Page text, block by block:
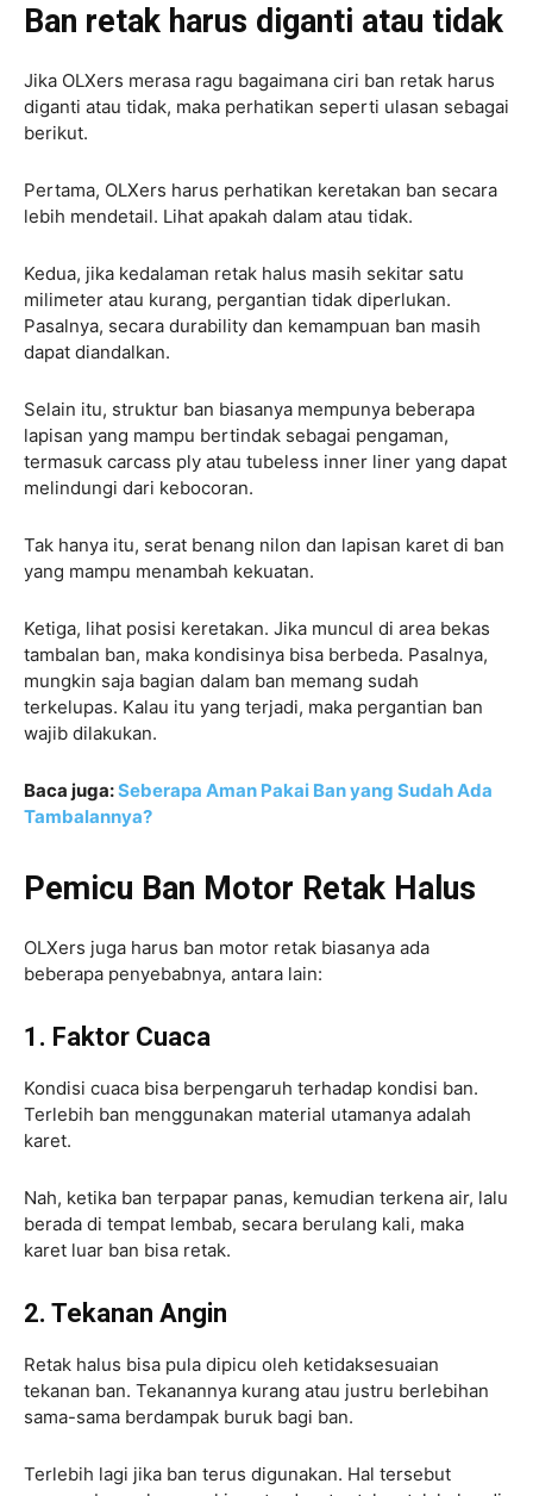
Ban retak harus diganti atau tidak
Jika OLXers merasa ragu bagaimana ciri ban retak harus
diganti atau tidak, maka perhatikan seperti ulasan sebagai
berikut.
Pertama, OLXers harus perhatikan keretakan ban secara
lebih mendetail. Lihat apakah dalam atau tidak.
Kedua, jika kedalaman retak halus masih sekitar satu
milimeter atau kurang, pergantian tidak diperlukan.
Pasalnya, secara durability dan kemampuan ban masih
dapat diandalkan.
Selain itu, struktur ban biasanya mempunya beberapa
lapisan yang mampu bertindak sebagai pengaman,
termasuk carcass ply atau tubeless inner liner yang dapat
melindungi dari kebocoran.
Tak hanya itu, serat benang nilon dan lapisan karet di ban
yang mampu menambah kekuatan.
Ketiga, lihat posisi keretakan. Jika muncul di area bekas
tambalan ban, maka kondisinya bisa berbeda. Pasalnya,
mungkin saja bagian dalam ban memang sudah
terkelupas. Kalau itu yang terjadi, maka pergantian ban
wajib dilakukan.
Baca juga:Seberapa Aman Pakai Ban yang Sudah Ada
Tambalannya?
Pemicu Ban Motor Retak Halus
OLXers juga harus ban motor retak biasanya ada
beberapa penyebabnya, antara lain:
1. Faktor Cuaca
Kondisi cuaca bisa berpengaruh terhadap kondisi ban.
Terlebih ban menggunakan material utamanya adalah
karet.
Nah, ketika ban terpapar panas, kemudian terkena air, lalu
berada di tempat lembab, secara berulang kali, maka
karet luar ban bisa retak.
2. Tekanan Angin
Retak halus bisa pula dipicu oleh ketidaksesuaian
tekanan ban. Tekanannya kurang atau justru berlebihan
sama-sama berdampak buruk bagi ban.
Terlebih lagi jika ban terus digunakan. Hal tersebut